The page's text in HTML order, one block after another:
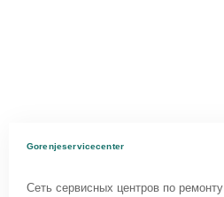
Gorenjeservicecenter
Сеть сервисных центров по ремонту